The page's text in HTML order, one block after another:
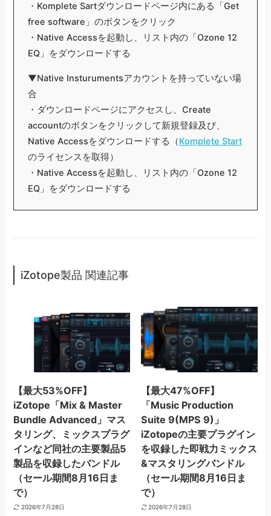
・Komplete Sartダウンロードページ内にある「Get
free software」のボタンをクリック
・Native Accessを起動し、リスト内の「Ozone 12
EQ」をダウンロードする
▼Native Insturumentsアカウントを持っていない場
合
・ダウンロードページにアクセスし、Create
accountのボタンをクリックして新規登録及び、
Native Accessをダウンロードする（Komplete Start
のライセンスを取得）
・Native Accessを起動し、リスト内の「Ozone 12
EQ」をダウンロードする
iZotope製品 関連記事
【最大53%OFF】
iZotope「Mix & Master
Bundle Advanced」マス
タリング、ミックスプラグ
インなど同社の主要製品5
製品を収録したバンドル
（セール期間8月16日ま
で）
2026年7月28日
【最大47%OFF】
「Music Production
Suite 9(MPS 9)」
iZotopeの主要プラグイン
を収録した即戦力ミックス
&マスタリングバンドル
（セール期間8月16日ま
で）
2026年7月28日